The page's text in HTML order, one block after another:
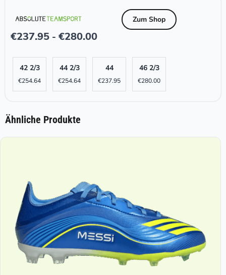
€237.95 - €280.00
Zum Shop
42 2/3
€254.64
44 2/3
€254.64
44
€237.95
46 2/3
€280.00
Ähnliche Produkte